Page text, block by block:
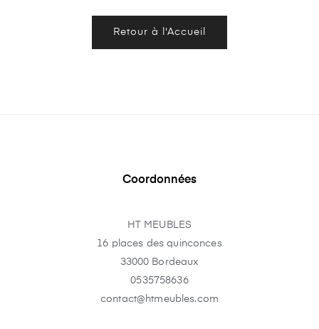
Retour à l'Accueil
Coordonnées
HT MEUBLES
16 places des quinconces
33000 Bordeaux
0535758636
contact@htmeubles.com